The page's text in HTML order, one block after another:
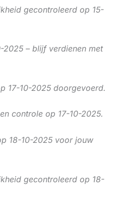
gecontroleerd op 15-
2025 – blijf verdienen met
17-10-2025 doorgevoerd.
controle op 17-10-2025.
18-10-2025 voor jouw
gecontroleerd op 18-